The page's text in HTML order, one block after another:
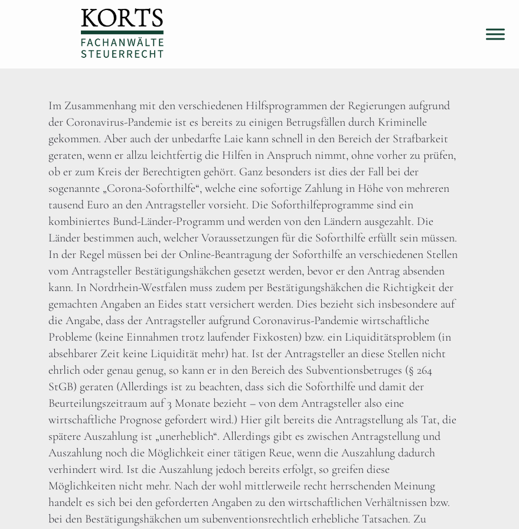
Im Zusammenhang mit den verschiedenen Hilfsprogrammen der Regierungen aufgrund
der Coronavirus-Pandemie ist es bereits zu einigen Betrugsfällen durch Kriminelle
gekommen. Aber auch der unbedarfte Laie kann schnell in den Bereich der Strafbarkeit
geraten, wenn er allzu leichtfertig die Hilfen in Anspruch nimmt, ohne vorher zu prüfen,
ob er zum Kreis der Berechtigten gehört. Ganz besonders ist dies der Fall bei der
sogenannte „Corona-Soforthilfe“, welche eine sofortige Zahlung in Höhe von mehreren
tausend Euro an den Antragsteller vorsieht. Die Soforthilfeprogramme sind ein
kombiniertes Bund-Länder-Programm und werden von den Ländern ausgezahlt. Die
Länder bestimmen auch, welcher Voraussetzungen für die Soforthilfe erfüllt sein müssen.
In der Regel müssen bei der Online-Beantragung der Soforthilfe an verschiedenen Stellen
vom Antragsteller Bestätigungshäkchen gesetzt werden, bevor er den Antrag absenden
kann. In Nordrhein-Westfalen muss zudem per Bestätigungshäkchen die Richtigkeit der
gemachten Angaben an Eides statt versichert werden. Dies bezieht sich insbesondere auf
die Angabe, dass der Antragsteller aufgrund Coronavirus-Pandemie wirtschaftliche
Probleme (keine Einnahmen trotz laufender Fixkosten) bzw. ein Liquiditätsproblem (in
absehbarer Zeit keine Liquidität mehr) hat. Ist der Antragsteller an diese Stellen nicht
ehrlich oder genau genug, so kann er in den Bereich des Subventionsbetruges (§ 264
StGB) geraten (Allerdings ist zu beachten, dass sich die Soforthilfe und damit der
Beurteilungszeitraum auf 3 Monate bezieht – von dem Antragsteller also eine
wirtschaftliche Prognose gefordert wird.) Hier gilt bereits die Antragstellung als Tat, die
spätere Auszahlung ist „unerheblich“. Allerdings gibt es zwischen Antragstellung und
Auszahlung noch die Möglichkeit einer tätigen Reue, wenn die Auszahlung dadurch
verhindert wird. Ist die Auszahlung jedoch bereits erfolgt, so greifen diese
Möglichkeiten nicht mehr. Nach der wohl mittlerweile recht herrschenden Meinung
handelt es sich bei den geforderten Angaben zu den wirtschaftlichen Verhältnissen bzw.
bei den Bestätigungshäkchen um subenventionsrechtlich erhebliche Tatsachen. Zu